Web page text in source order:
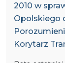
2010 w
Opolskiego
Korytarz